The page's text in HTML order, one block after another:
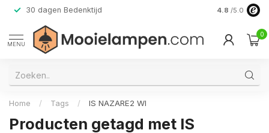
30 dagen Bedenktijd Verzending
4.8 /5.0
MENU
0
Home / Tags / IS NAZARE2 WI
Producten getagd met IS